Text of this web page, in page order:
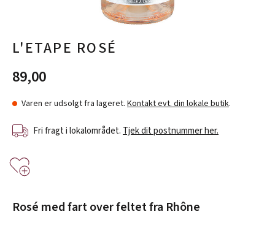
L'ETAPE ROSÉ
89,00
Varen er udsolgt fra lageret. Kontakt evt. din lokale butik.
Fri fragt i lokalområdet. Tjek dit postnummer her.
Rosé med fart over feltet fra Rhône